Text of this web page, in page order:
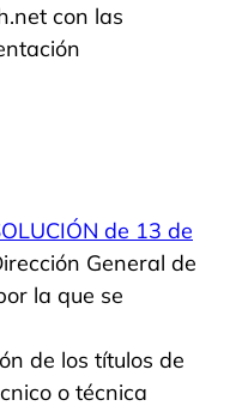
con las
de 13 de
General de
la que se
de los títulos de
o técnica